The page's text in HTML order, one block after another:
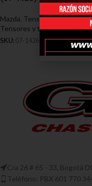
Mazda Tensores y Tijeras -
Tensores y tijeras mazda
SKU: 07-1426
Cra 26 # 65 - 33, Bogotá
Teléfono: PBX 601 770